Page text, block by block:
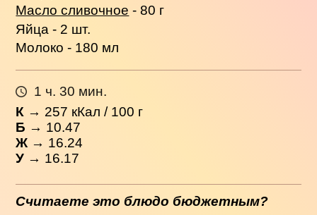
Масло сливочное - 80 г
Яйца - 2 шт.
Молоко - 180 мл
1 ч. 30 мин.
К → 257 кКал / 100 г
Б → 10.47
Ж → 16.24
У → 16.17
Считаете это блюдо бюджетным?